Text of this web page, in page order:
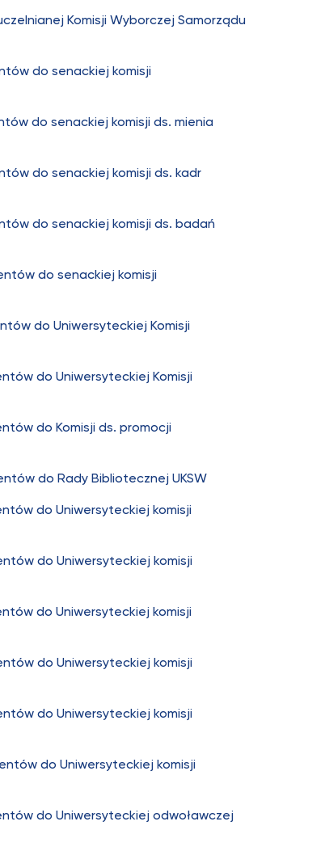
Komisji Wyborczej Samorządu
do senackiej komisji
do senackiej komisji ds. mienia
do senackiej komisji ds. kadr
do senackiej komisji ds. badań
do senackiej komisji
do Uniwersyteckiej Komisji
do Uniwersyteckiej Komisji
do Komisji ds. promocji
do Rady Bibliotecznej UKSW
do Uniwersyteckiej komisji
do Uniwersyteckiej komisji
do Uniwersyteckiej komisji
do Uniwersyteckiej komisji
do Uniwersyteckiej komisji
do Uniwersyteckiej komisji
do Uniwersyteckiej odwoławczej